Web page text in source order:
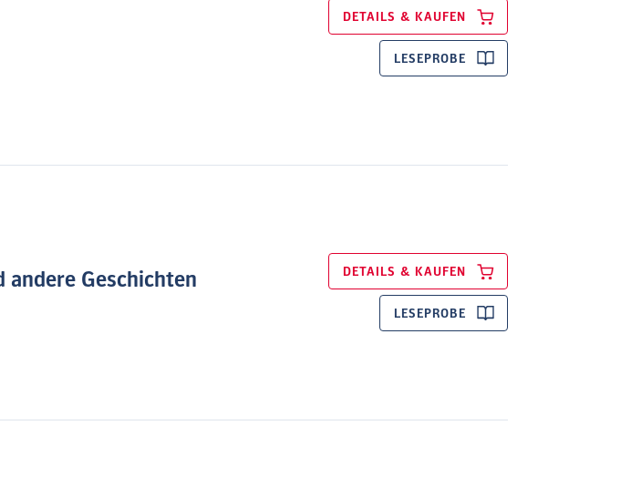
DETAILS & KAUFEN
LESEPROBE
andere Geschichten DETAILS & KAUFEN
LESEPROBE